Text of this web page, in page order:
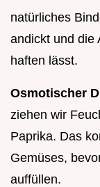
natürliches
andickt und die
haften lässt.
Osmotischer
ziehen wir
Paprika. Das
Gemüses,
auffüllen.